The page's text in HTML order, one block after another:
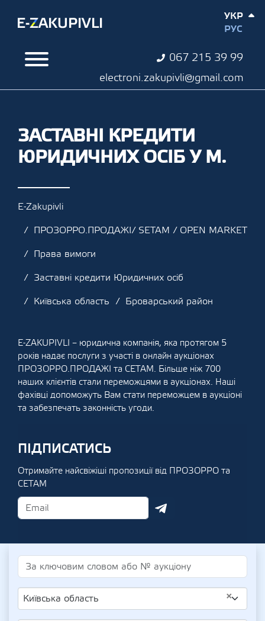
067 215 39 99
electroni.zakupivli@gmail.com
УКР
РУС
ЗАСТАВНІ КРЕДИТИ
ЮРИДИЧНИХ ОСІБ У М.
E-Zakupivli
ПРОЗОРРО.ПРОДАЖІ/ SETAM / OPEN MARKET
Права вимоги
Заставні кредити Юридичних осіб
Київська область
Броварський район
E-ZAKUPIVLI – юридична компанія, яка протягом 5
років надає послуги з участі в онлайн аукціонах
ПРОЗОРРО.ПРОДАЖІ та СЕТАМ. Більше ніж 700
наших клієнтів стали переможцями в аукціонах. Наші
фахівці допоможуть Вам стати переможцем в аукціоні
та забезпечать законність угоди.
ПІДПИСАТИСЬ
Отримайте найсвіжіші пропозиції від ПРОЗОРРО та
СЕТАМ
×
Київська область